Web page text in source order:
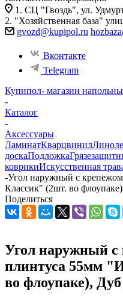
1. СЦ "Гвоздь", ул.
2. "Хозяйственная база"
gvozd@kupipol.ru
Вконтакте
Telegram
Купипол- магазин
-
Каталог
-
Аксессуары
ЛаминатКварцвинил
доскаПодложка
коврикиИскусственная
-Угол наружный с
Классик" (2шт. во
Поделиться
Угол наружный с
плинтуса 55мм
во флоупаке), Дуб